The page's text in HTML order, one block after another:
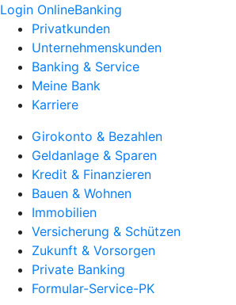
Login OnlineBanking
Privatkunden
Unternehmenskunden
Banking & Service
Meine Bank
Karriere
Girokonto & Bezahlen
Geldanlage & Sparen
Kredit & Finanzieren
Bauen & Wohnen
Immobilien
Versicherung & Schützen
Zukunft & Vorsorgen
Private Banking
Formular-Service-PK